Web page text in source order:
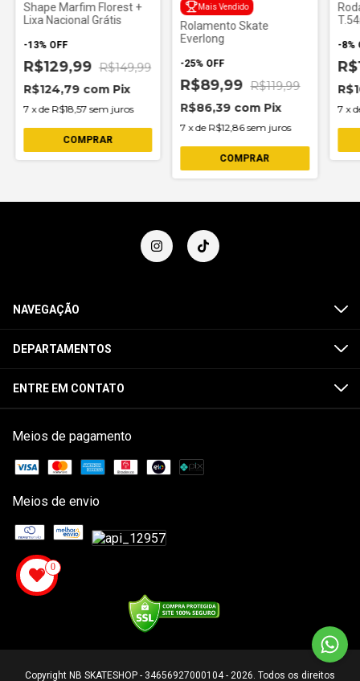
Shape Marfim Florest +
Lixa Nacional Grátis
-13% OFF
R$129,99 R$149,99
R$124,79 com Pix
7 xde R$18,57 sem juros
COMPRAR
Mais Vendido
Rolamento Skate
Everlong
-25% OFF
R$89,99 R$119,99
R$86,39 com Pix
7 xde R$12,86 sem juros
-8%
7 x
NAVEGAÇÃO
DEPARTAMENTOS
ENTRE EM CONTATO
Meios de pagamento
Meios de envio
Copyright NB SKATESHOP - 34656927000104 - 2026. Todos os direitos
0